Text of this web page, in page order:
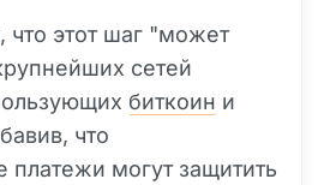
что этот шаг "может
сетей
биткоин и
что
платежи могут защитить